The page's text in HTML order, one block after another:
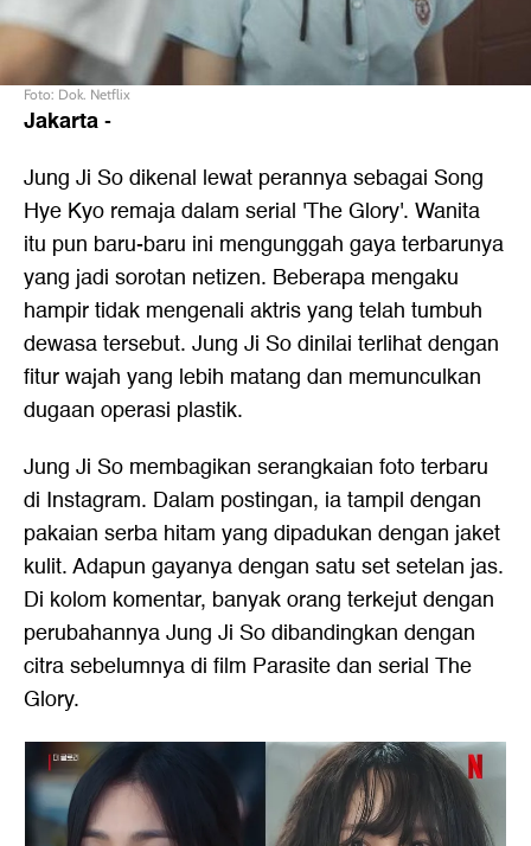
Foto: Dok. Netflix
Jakarta-
Jung Ji So dikenal lewat perannya sebagai Song
Hye Kyo remaja dalam serial 'The Glory'. Wanita
itu pun baru-baru ini mengunggah gaya terbarunya
yang jadi sorotan netizen. Beberapa mengaku
hampir tidak mengenali aktris yang telah tumbuh
dewasa tersebut. Jung Ji So dinilai terlihat dengan
fitur wajah yang lebih matang dan memunculkan
dugaan operasi plastik.
Jung Ji So membagikan serangkaian foto terbaru
di Instagram. Dalam postingan, ia tampil dengan
pakaian serba hitam yang dipadukan dengan jaket
kulit. Adapun gayanya dengan satu set setelan jas.
Di kolom komentar, banyak orang terkejut dengan
perubahannya Jung Ji So dibandingkan dengan
citra sebelumnya di film Parasite dan serial The
Glory.